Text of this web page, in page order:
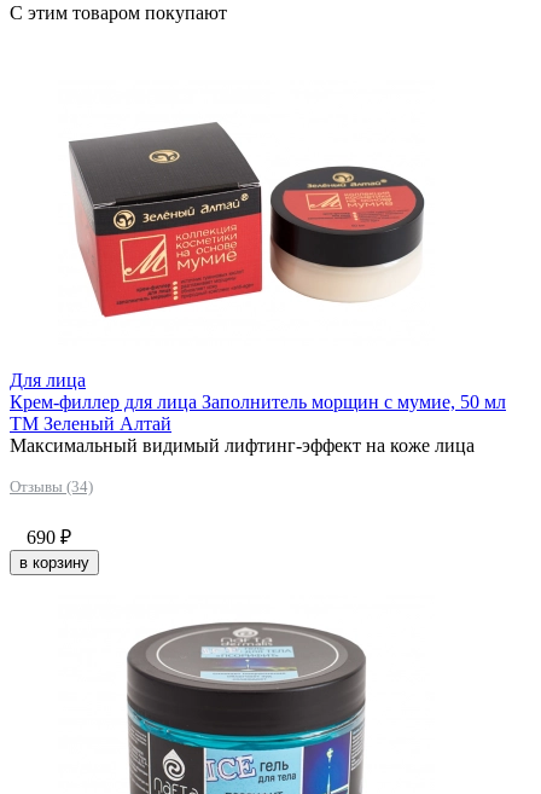
С этим товаром покупают
Для лица
Крем-филлер для лица Заполнитель морщин с мумие, 50 мл
ТМ Зеленый Алтай
Максимальный видимый лифтинг-эффект на коже лица
Отзывы (34)
690 ₽
в корзину